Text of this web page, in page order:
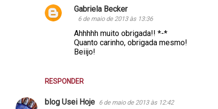
RESPONDER
Gabriela Becker
6 de maio de 2013 às 13:36
Ahhhhh muito obrigada!! *-*
Quanto carinho, obrigada mesmo!
Beiijo!
blog Usei Hoje 6 de maio de 2013 às 12:42